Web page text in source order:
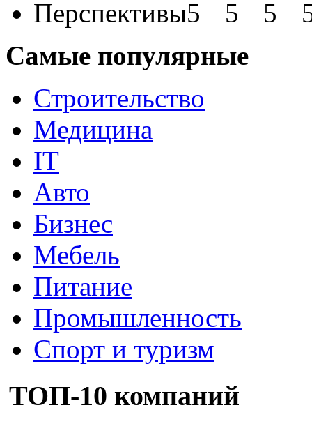
Перспективы
Самые популярные
Строительство
Медицина
IT
Авто
Бизнес
Мебель
Питание
Промышленность
Спорт и туризм
ТОП-10 компаний